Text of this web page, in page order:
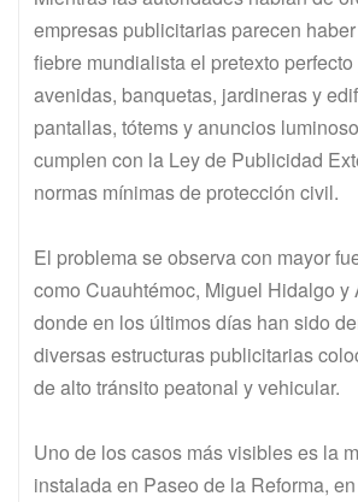
empresas publicitarias parecen
fiebre mundialista el pretexto
avenidas, banquetas, jardineras y
pantallas, tótems y anuncios
cumplen con la Ley de Publicidad
normas mínimas de protección civil.
El problema se observa con mayor
como Cuauhtémoc, Miguel Hidalgo y
donde en los últimos días han sido
diversas estructuras publicitarias
de alto tránsito peatonal y vehicular.
Uno de los casos más visibles es la
instalada en Paseo de la Reforma,